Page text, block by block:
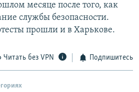
месяце после того, как
службы безопасности.
прошли и в Харькове.
Читать без VPN Подпишитесь